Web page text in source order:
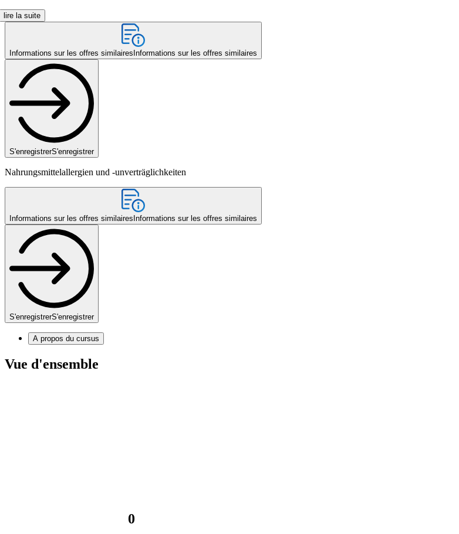
lire la suite
Informations sur les offres similaires Informations sur les offres similaires
S'enregistrerS'enregistrer
Nahrungsmittelallergien und -unverträglichkeiten
Informations sur les offres similaires Informations sur les offres similaires
S'enregistrerS'enregistrer
A propos du cursus
Vue d'ensemble
0